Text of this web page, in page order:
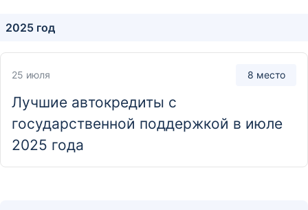
Отделение
"Центральный"
Отделение
ККО "Пермский" Филиала "Центральный"
2025 год
25 июля 8 место
Лучшие автокредиты с
государственной поддержкой в июле
2025 года